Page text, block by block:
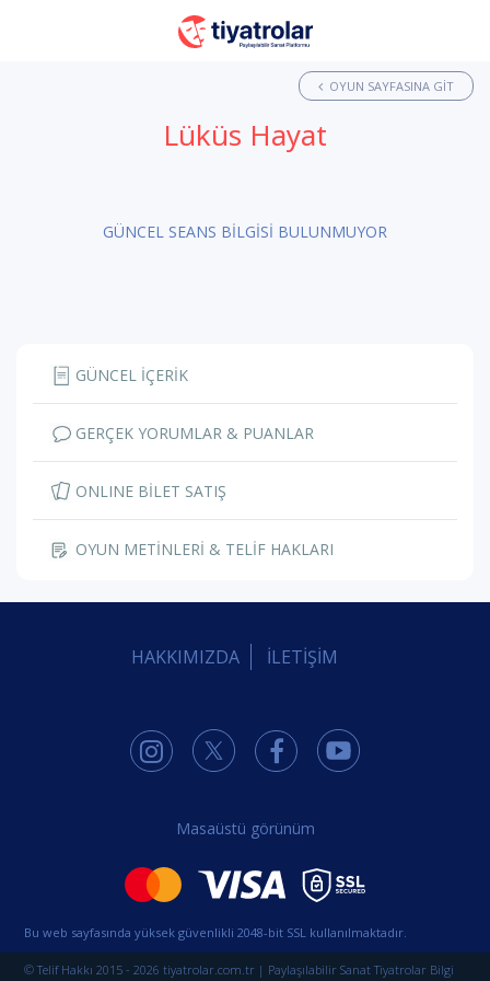
OYUN SAYFASINA GIT
Lüküs Hayat
GÜNCEL SEANS BİLGİSİ BULUNMUYOR
GÜNCEL İÇERİK
GERÇEK YORUMLAR & PUANLAR
ONLINE BİLET SATIŞ
OYUN METİNLERİ & TELİF HAKLARI
HAKKIMIZDA İLETİŞİM
Masaüstü görünüm
Bu web sayfasında yüksek güvenlikli 2048-bit SSL kullanılmaktadır.
© Telif Hakkı 2015 - 2026 tiyatrolar.com.tr | Paylaşılabilir Sanat Tiyatrolar Bilgi